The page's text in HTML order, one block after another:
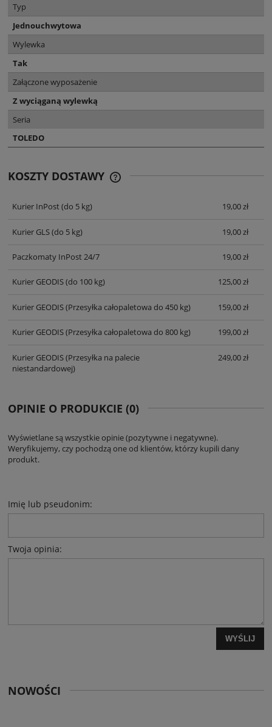
Typ
Jednouchwytowa
Wylewka
Tak
Załączone wyposażenie
Z wyciąganą wylewką
Seria
TOLEDO
KOSZTY DOSTAWY
Kurier InPost(do 5 kg) 19,00 zł
Kurier GLS(do 5 kg) 19,00 zł
Paczkomaty InPost 24/7 19,00 zł
Kurier GEODIS(do 100 kg) 125,00 zł
Kurier GEODIS(Przesyłka całopaletowa do 450 kg) 159,00 zł
Kurier GEODIS(Przesyłka całopaletowa do 800 kg) 199,00 zł
Kurier GEODIS(Przesyłka na palecie
niestandardowej)
249,00 zł
OPINIE O PRODUKCIE (0)
Wyświetlane są wszystkie opinie (pozytywne i negatywne).
Weryfikujemy, czy pochodzą one od klientów, którzy kupili dany
produkt.
Imię lub pseudonim:
Twoja opinia:
WYŚLIJ
NOWOŚCI